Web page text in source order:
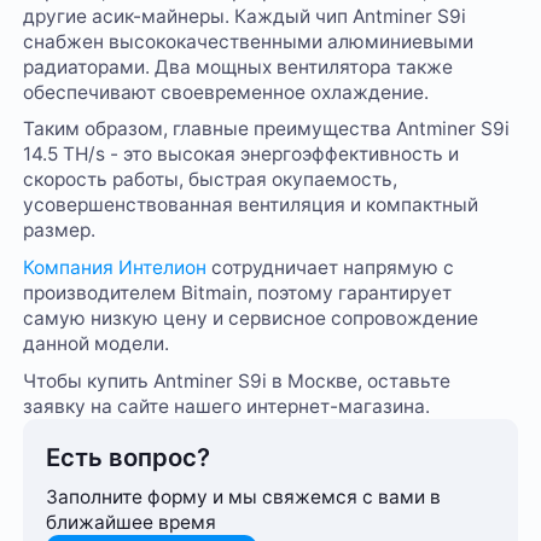
другие асик-майнеры. Каждый чип Antminer S9i
снабжен высококачественными алюминиевыми
радиаторами. Два мощных вентилятора также
обеспечивают своевременное охлаждение.
Таким образом, главные преимущества Antminer S9i
14.5 TH/s - это высокая энергоэффективность и
скорость работы, быстрая окупаемость,
усовершенствованная вентиляция и компактный
размер.
Компания Интелион сотрудничает напрямую с
производителем Bitmain, поэтому гарантирует
самую низкую цену и сервисное сопровождение
данной модели.
Чтобы купить Antminer S9i в Москве, оставьте
заявку на сайте нашего интернет-магазина.
Есть вопрос?
Заполните форму и мы свяжемся с вами в
ближайшее время